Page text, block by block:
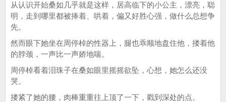
从认识开始桑如几乎就是这样，居高临下的小公主，漂亮，聪
明，走到哪里都被捧着、哄着，偏又好胜心强，做什么总想争
先。
然而眼下她坐在周停棹的性器上，腿也乖顺地盘住他，搂着他
的脖颈，一声比一声娇地喘。
周停棹看着泪珠子在桑如眼里摇摇欲坠，心想，她怎么还没
哭。
搂紧了她的腰，肉棒重重往上顶了一下，戳到深处的点。